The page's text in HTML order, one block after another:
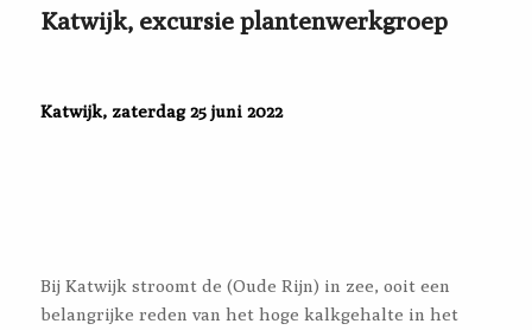
Katwijk, excursie plantenwerkgroep
Katwijk, zaterdag 25 juni 2022
Bij Katwijk stroomt de (Oude Rijn) in zee, ooit een
belangrijke reden van het hoge kalkgehalte in het